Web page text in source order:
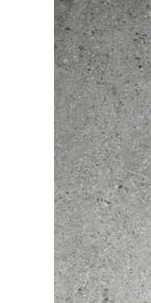
Для кухни
Для фартука
Все